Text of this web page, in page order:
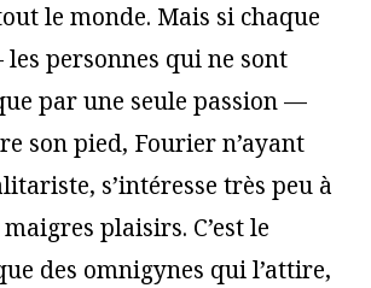
le monde. Mais si chaque
personnes qui ne sont
par une seule passion —
son pied, Fourier n’ayant
s’intéresse très peu à
plaisirs. C’est le
des omnigynes qui l’attire,